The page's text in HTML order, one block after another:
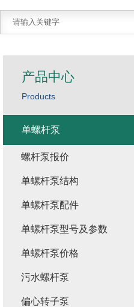
产品中心
Products
单螺杆泵
螺杆泵报价
单螺杆泵结构
单螺杆泵配件
单螺杆泵型号及参数
单螺杆泵价格
污水螺杆泵
偏心转子泵